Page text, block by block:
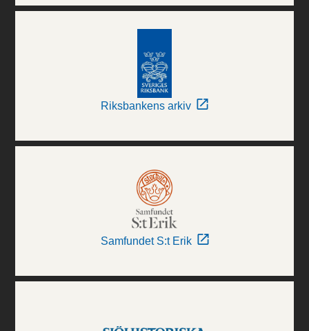
Riksbankens arkiv
Samfundet S:t Erik